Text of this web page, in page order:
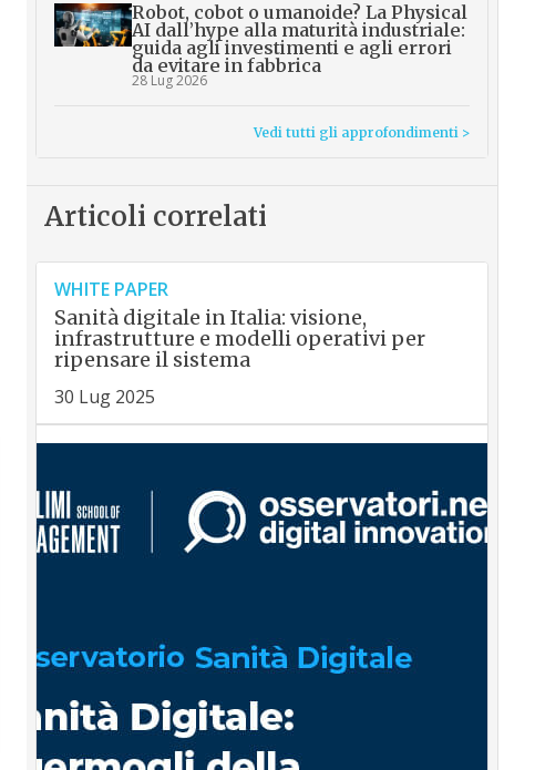
Robot, cobot o umanoide? La Physical
AI dall’hype alla maturità industriale:
guida agli investimenti e agli errori
da evitare in fabbrica
28 Lug 2026
Vedi tutti gli approfondimenti >
Articoli correlati
WHITE PAPER
Sanità digitale in Italia: visione,
infrastrutture e modelli operativi per
ripensare il sistema
30 Lug 2025